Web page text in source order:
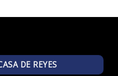
DE REYES